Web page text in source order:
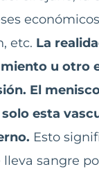
etc. La
u otro
El
esta
Esto
lleva sangre